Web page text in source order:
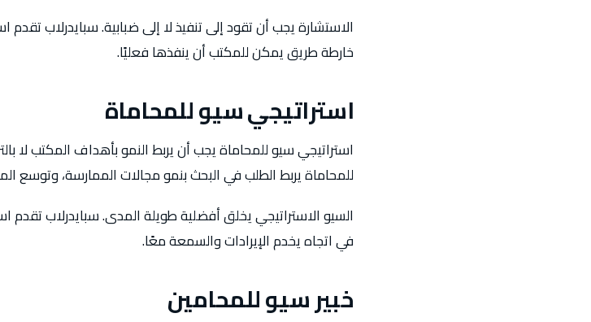
الاستشارة يجب أن تقود إلى تنفيذ لا إلى ضبابية. سبايدرلاب
خارطة طريق يمكن للمكتب أن ينفذها فعليًا.
استراتيجي سيو للمحاماة
استراتيجي سيو للمحاماة يجب أن يربط النمو بأهداف المكتب لا
للمحاماة يربط الطلب في البحث بنمو مجالات الممارسة، وتوسع
السيو الاستراتيجي يخلق أفضلية طويلة المدى. سبايدرلاب تقدم
في اتجاه يخدم الإيرادات والسمعة معًا.
خبير سيو للمحامين